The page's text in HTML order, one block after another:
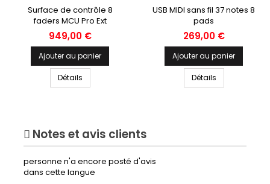
Surface de contrôle 8
faders MCU Pro Ext
Prix
949,00 €
Ajouter au panier
Détails
USB MIDI sans fil 37 notes 8
pads
Prix
269,00 €
Ajouter au panier
Détails
Notes et avis clients
personne n'a encore posté d'avis
dans cette langue